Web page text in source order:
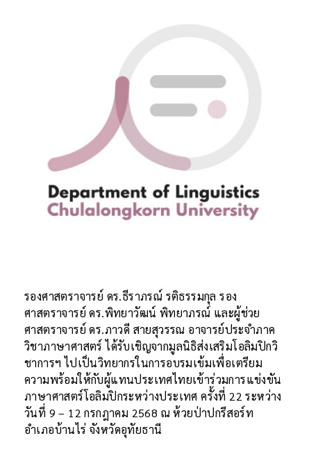
รองศาสตราจารย์ ดร.ธีราภรณ์ รติธรรมกุล รอง
ศาสตราจารย์ ดร.พิทยาวัฒน์ พิทยาภรณ์ และผู้ช่วย
ศาสตราจารย์ ดร.ภาวดี สายสุวรรณ อาจารย์ประจำภาค
วิชาภาษาศาสตร์ ได้รับเชิญจากมูลนิธิส่งเสริมโอลิมปิกวิ
ชาการฯ ไปเป็นวิทยากรในการอบรมเข้มเพื่อเตรียม
ความพร้อมให้กับผู้แทนประเทศไทยเข้าร่วมการแข่งขัน
ภาษาศาสตร์โอลิมปิกระหว่างประเทศ ครั้งที่ 22 ระหว่าง
วันที่ 9 – 12 กรกฎาคม 2568 ณ ห้วยป่าปกรีสอร์ท
อำเภอบ้านไร่ จังหวัดอุทัยธานี